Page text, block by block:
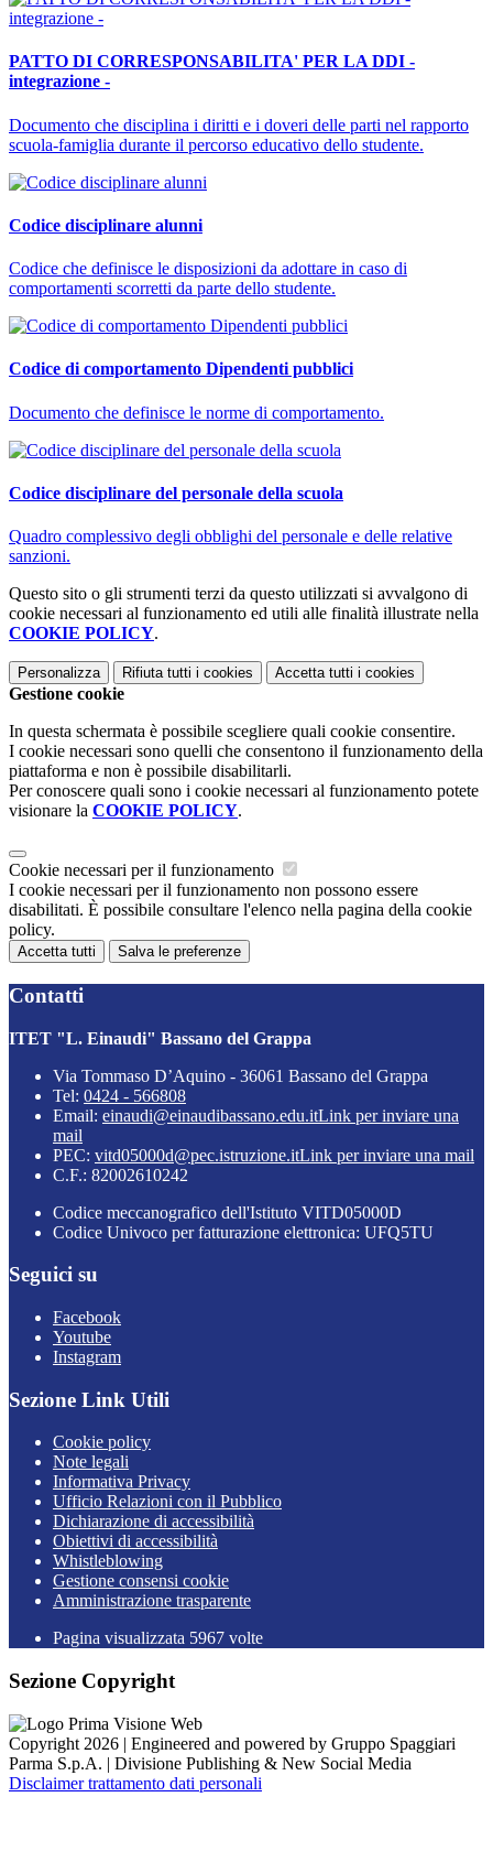
PATTO DI CORRESPONSABILITA' PER LA DDI -
integrazione -
Documento che disciplina i diritti e i doveri delle parti nel rapporto
scuola-famiglia durante il percorso educativo dello studente.
Codice disciplinare alunni
Codice che definisce le disposizioni da adottare in caso di
comportamenti scorretti da parte dello studente.
Codice di comportamento Dipendenti pubblici
Documento che definisce le norme di comportamento.
Codice disciplinare del personale della scuola
Quadro complessivo degli obblighi del personale e delle relative
sanzioni.
Questo sito o gli strumenti terzi da questo utilizzati si avvalgono di
cookie necessari al funzionamento ed utili alle finalità illustrate nella
COOKIE POLICY.
Personalizza Rifiuta tutti i cookies Accetta tutti i cookies
Gestione cookie
In questa schermata è possibile scegliere quali cookie consentire.
I cookie necessari sono quelli che consentono il funzionamento della
piattaforma e non è possibile disabilitarli.
Per conoscere quali sono i cookie necessari al funzionamento potete
visionare la COOKIE POLICY.
Cookie necessari per il funzionamento
I cookie necessari per il funzionamento non possono essere
disabilitati. È possibile consultare l'elenco nella pagina della cookie
policy.
Accetta tutti Salva le preferenze
Contatti
ITET "L. Einaudi" Bassano del Grappa
Via Tommaso D’Aquino - 36061 Bassano del Grappa
Tel: 0424 - 566808
Email: einaudi@einaudibassano.edu.itLink per inviare una
mail
PEC: vitd05000d@pec.istruzione.itLink per inviare una mail
C.F.: 82002610242
Codice meccanografico dell'Istituto VITD05000D
Codice Univoco per fatturazione elettronica: UFQ5TU
Seguici su
Facebook
Youtube
Instagram
Sezione Link Utili
Cookie policy
Note legali
Informativa Privacy
Ufficio Relazioni con il Pubblico
Dichiarazione di accessibilità
Obiettivi di accessibilità
Whistleblowing
Gestione consensi cookie
Amministrazione trasparente
Pagina visualizzata 5967 volte
Sezione Copyright
Copyright 2026 | Engineered and powered by Gruppo Spaggiari
Parma S.p.A. | Divisione Publishing & New Social Media
Disclaimer trattamento dati personali